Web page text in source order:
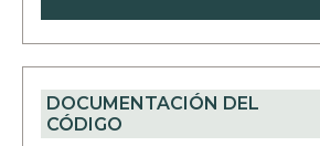
DOCUMENTACIÓN DEL
CÓDIGO